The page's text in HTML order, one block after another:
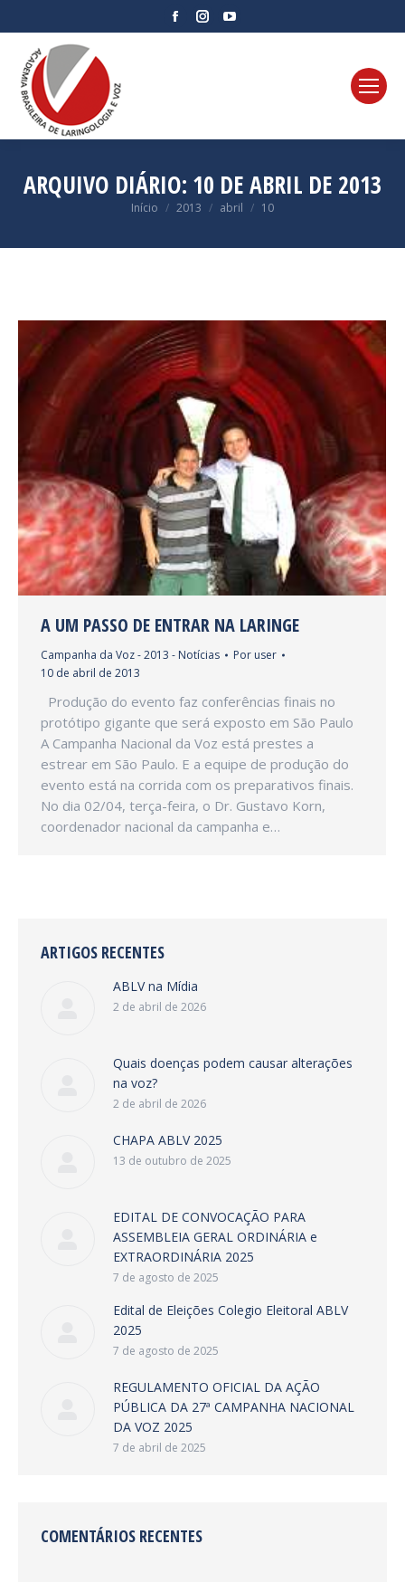
FacebookInstagram
ARQUIVO DIÁRIO: 10 DE ABRIL DE 2013
Você está aqui:
Início 2013 abril 10
A UM PASSO DE ENTRAR NA LARINGE
Campanha da Voz - 2013 - Notícias Por user
10 de abril de 2013
Produção do evento faz conferências finais no
protótipo gigante que será exposto em São Paulo
A Campanha Nacional da Voz está prestes a
estrear em São Paulo. E a equipe de produção do
evento está na corrida com os preparativos finais.
No dia 02/04, terça-feira, o Dr. Gustavo Korn,
coordenador nacional da campanha e…
ARTIGOS RECENTES
ABLV na Mídia
2 de abril de 2026
Quais doenças podem causar alterações
na voz?
2 de abril de 2026
CHAPA ABLV 2025
13 de outubro de 2025
EDITAL DE CONVOCAÇÃO PARA
ASSEMBLEIA GERAL ORDINÁRIA e
EXTRAORDINÁRIA 2025
7 de agosto de 2025
Edital de Eleições Colegio Eleitoral ABLV
2025
7 de agosto de 2025
REGULAMENTO OFICIAL DA AÇÃO
PÚBLICA DA 27ª CAMPANHA NACIONAL
DA VOZ 2025
7 de abril de 2025
COMENTÁRIOS RECENTES